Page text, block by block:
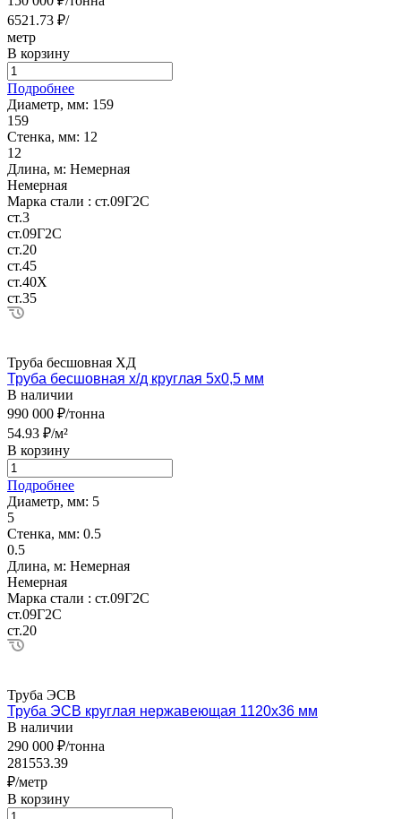
6521.73 ₽/
метр
В корзину
Подробнее
Диаметр, мм: 159
159
Стенка, мм: 12
12
Длина, м: Немерная
Немерная
Марка стали : ст.09Г2С
ст.3
ст.09Г2С
ст.20
ст.45
ст.40Х
ст.35
Труба бесшовная ХД
Труба бесшовная х/д круглая 5х0,5 мм
В наличии
990 000 ₽/тонна
54.93 ₽/м²
В корзину
Подробнее
Диаметр, мм: 5
5
Стенка, мм: 0.5
0.5
Длина, м: Немерная
Немерная
Марка стали : ст.09Г2С
ст.09Г2С
ст.20
Труба ЭСВ
Труба ЭСВ круглая нержавеющая 1120х36 мм
В наличии
290 000 ₽/тонна
281553.39
₽/метр
В корзину